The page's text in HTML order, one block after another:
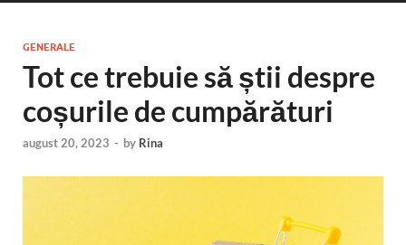
GENERALE
Tot ce trebuie să știi despre
coșurile de cumpărături
august 20, 2023 - by Rina